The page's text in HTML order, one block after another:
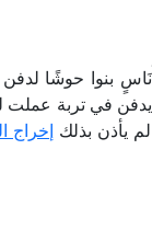
بنوا حوشًا لدفن
يدفن في تربة
يأذن بذلك إخراج